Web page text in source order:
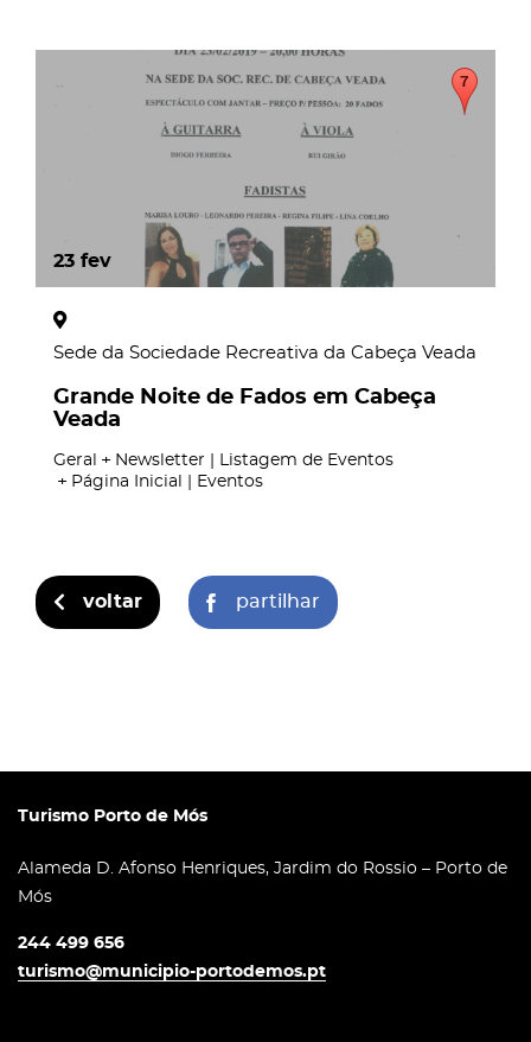
23 fev
Sede da Sociedade Recreativa da Cabeça Veada
Grande Noite de Fados em Cabeça
Veada
Geral
Newsletter | Listagem de Eventos
Página Inicial | Eventos
voltar partilhar
Turismo Porto de Mós
Alameda D. Afonso Henriques, Jardim do Rossio – Porto de
Mós
244 499 656
turismo@municipio-portodemos.pt